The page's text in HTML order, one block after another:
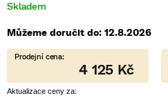
Skladem
5
4 125 Kč
Můžeme doručit do: 12.8.2026